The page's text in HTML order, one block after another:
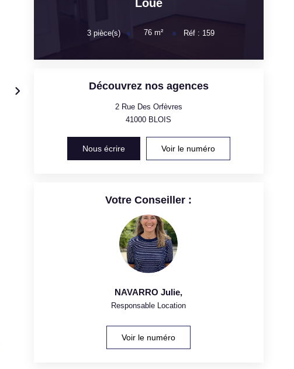
Loué
3pièce(s) 76m² Réf : 159
Découvrez nos agences
2 Rue Des Orfèvres
41000 BLOIS
Nous écrire Voir le numéro
Votre Conseiller :
NAVARRO Julie,
Responsable Location
Voir le numéro